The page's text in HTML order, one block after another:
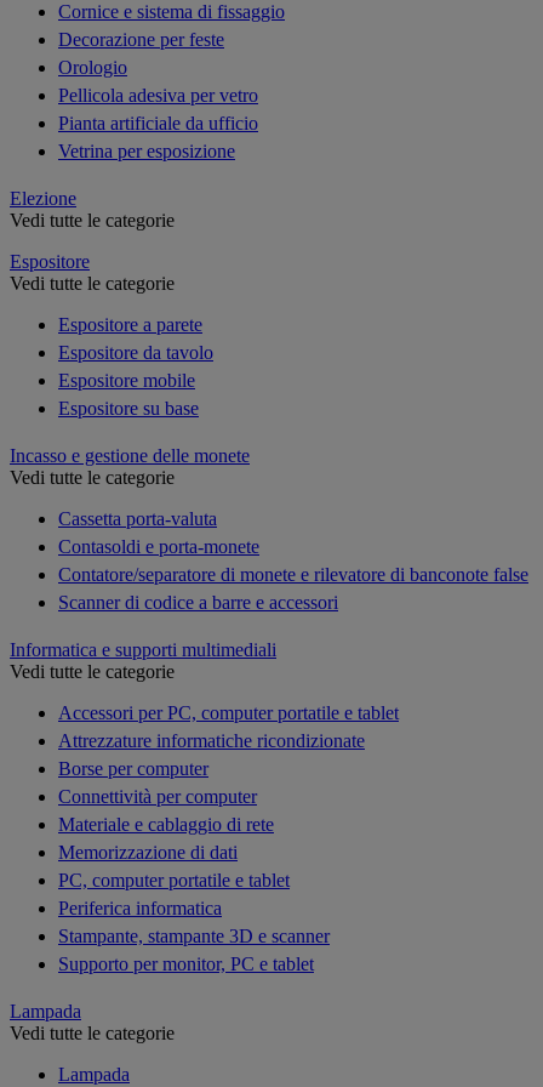
Cornice e sistema di fissaggio
Decorazione per feste
Orologio
Pellicola adesiva per vetro
Pianta artificiale da ufficio
Vetrina per esposizione
Elezione
Vedi tutte le categorie
Espositore
Vedi tutte le categorie
Espositore a parete
Espositore da tavolo
Espositore mobile
Espositore su base
Incasso e gestione delle monete
Vedi tutte le categorie
Cassetta porta-valuta
Contasoldi e porta-monete
Contatore/separatore di monete e rilevatore di banconote false
Scanner di codice a barre e accessori
Informatica e supporti multimediali
Vedi tutte le categorie
Accessori per PC, computer portatile e tablet
Attrezzature informatiche ricondizionate
Borse per computer
Connettività per computer
Materiale e cablaggio di rete
Memorizzazione di dati
PC, computer portatile e tablet
Periferica informatica
Stampante, stampante 3D e scanner
Supporto per monitor, PC e tablet
Lampada
Vedi tutte le categorie
Lampada